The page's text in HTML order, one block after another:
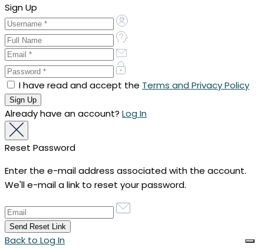
Sign Up
I have read and accept the Terms and Privacy Policy
Already have an account? Log In
Reset Password
Enter the e-mail address associated with the account.
We'll e-mail a link to reset your password.
Back to Log In